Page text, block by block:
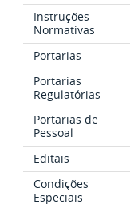
Instruções
Normativas
Portarias
Portarias
Regulatórias
Portarias de
Pessoal
Editais
Condições
Especiais